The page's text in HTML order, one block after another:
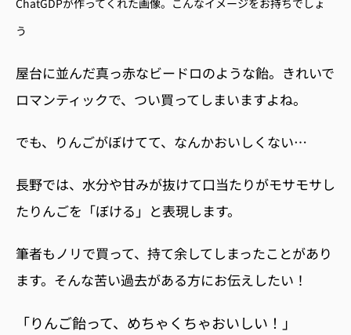
う
屋台に並んだ真っ赤なビードロのような飴。きれいで
ロマンティックで、つい買ってしまいますよね。
でも、りんごがぼけてて、なんかおいしくない…
長野では、水分や甘みが抜けて口当たりがモサモサし
たりんごを「ぼける」と表現します。
筆者もノリで買って、持て余してしまったことがあり
ます。 そんな苦い過去がある方にお伝えしたい！
「りんご飴って、めちゃくちゃおいしい！」